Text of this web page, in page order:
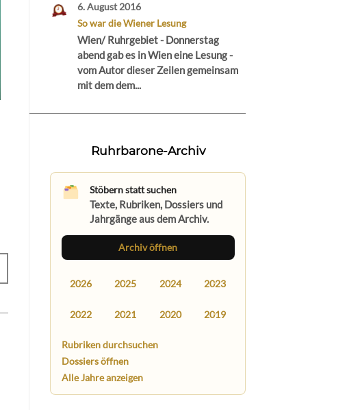
6. August 2016
So war die Wiener Lesung
Wien/ Ruhrgebiet - Donnerstag
abend gab es in Wien eine Lesung -
vom Autor dieser Zeilen gemeinsam
mit dem dem...
Ruhrbarone-Archiv
Stöbern statt suchen
Texte, Rubriken, Dossiers und
Jahrgänge aus dem Archiv.
Archiv öffnen
2026 2025 2024 2023
2022 2021 2020 2019
Rubriken durchsuchen
Dossiers öffnen
Alle Jahre anzeigen